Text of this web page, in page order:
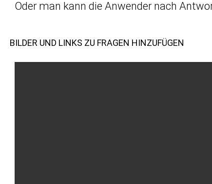
Oder man kann die Anwender nach
BILDER UND LINKS ZU FRAGEN HINZUFÜGEN